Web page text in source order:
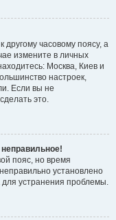
часовому поясу, а
измените в личных
Москва, Киев и
настроек,
Если вы не
это.
пояс, но время
установлено
устранения проблемы.